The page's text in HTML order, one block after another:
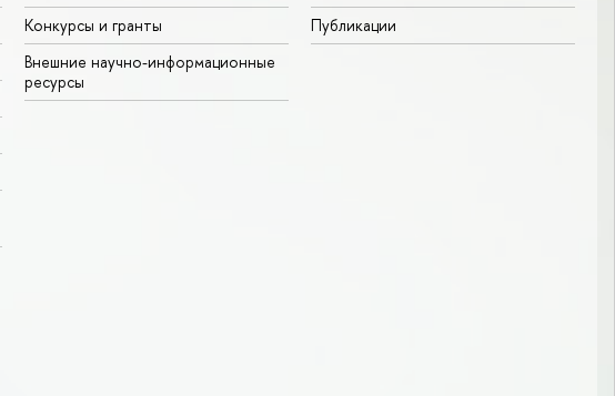
Конкурсы и гранты
Внешние научно-информационные
ресурсы
Публикации